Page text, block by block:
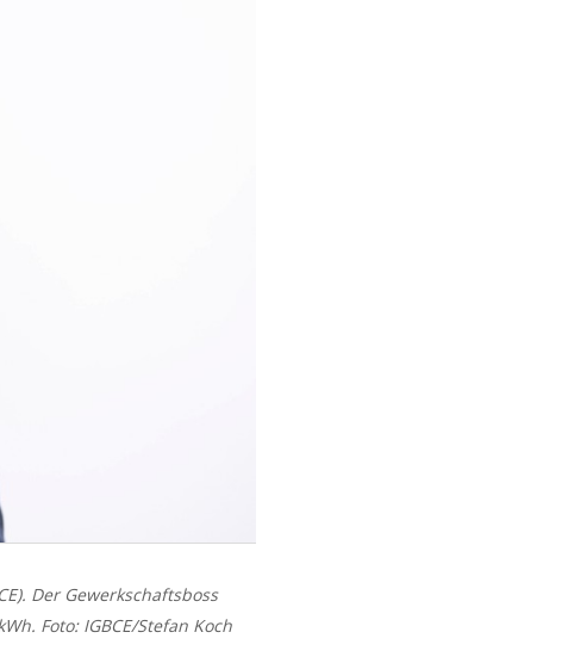
Der Gewerkschaftsboss
Foto: IGBCE/Stefan Koch